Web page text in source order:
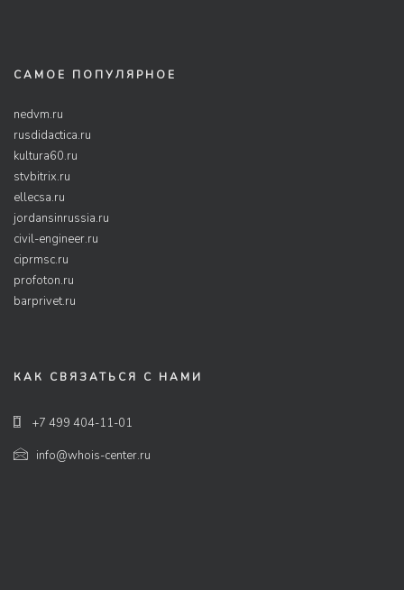
САМОЕ ПОПУЛЯРНОЕ
nedvm.ru
rusdidactica.ru
kultura60.ru
stvbitrix.ru
ellecsa.ru
jordansinrussia.ru
civil-engineer.ru
ciprmsc.ru
profoton.ru
barprivet.ru
КАК СВЯЗАТЬСЯ С НАМИ
+7 499 404-11-01
info@whois-center.ru